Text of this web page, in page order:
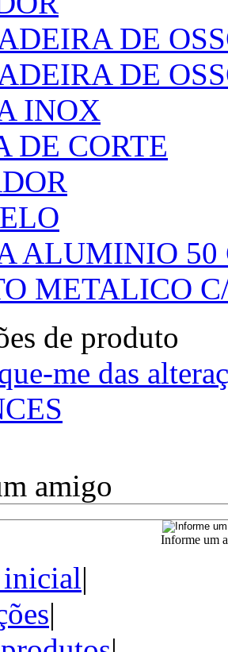
DE
DE
INOX
DE CORTE
ALUMINIO 50
METALICO
de produto
me das
amigo
Informe um
inicial|
|